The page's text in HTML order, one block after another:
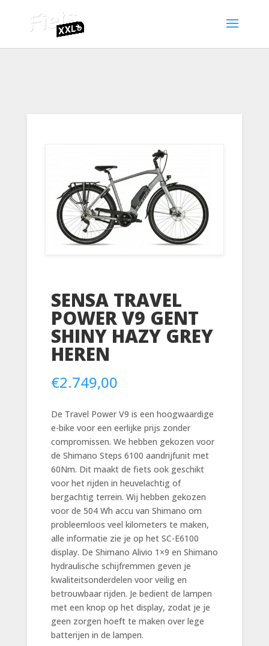
SENSA TRAVEL
POWER V9 GENT
SHINY HAZY GREY
HEREN
€2.749,00
De Travel Power V9 is een hoogwaardige
e-bike voor een eerlijke prijs zonder
compromissen. We hebben gekozen voor
de Shimano Steps 6100 aandrijfunit met
60Nm. Dit maakt de fiets ook geschikt
voor het rijden in heuvelachtig of
bergachtig terrein. Wij hebben gekozen
voor de 504 Wh accu van Shimano om
probleemloos veel kilometers te maken,
alle informatie zie je op het SC-E6100
display. De Shimano Alivio 1×9 en Shimano
hydraulische schijfremmen geven je
kwaliteitsonderdelen voor veilig en
betrouwbaar rijden. Je bedient de lampen
met een knop op het display, zodat je je
geen zorgen hoeft te maken over lege
batterijen in de lampen.